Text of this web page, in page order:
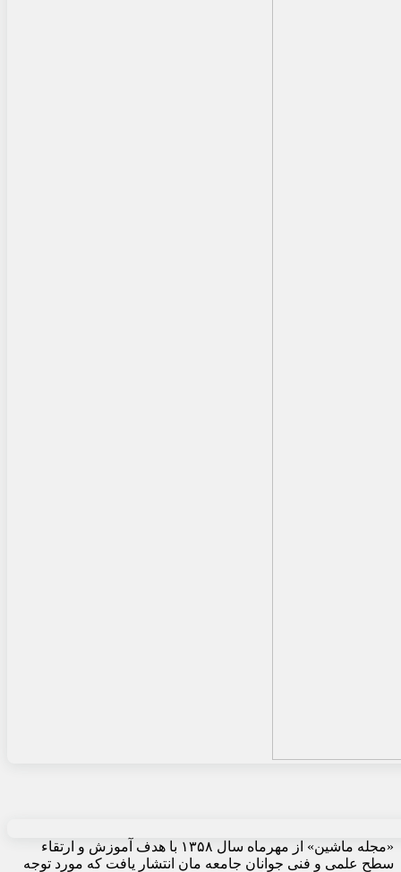
«مجله ماشین» از مهرماه سال ۱۳۵۸ با هدف آموزش و ارتقاء
سطح علمی و فنی جوانان جامعه مان انتشار یافت که مورد توجه